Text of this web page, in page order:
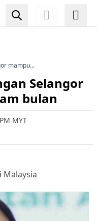
mampu
Selangor
bulan
MYT